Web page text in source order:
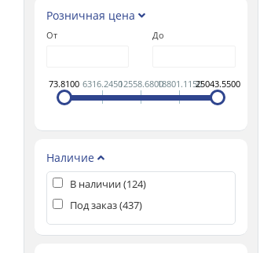
Розничная цена
От До
73.8100 6316.245012558.680018801.115025043.5500
Наличие
В наличии (124)
Под заказ (437)